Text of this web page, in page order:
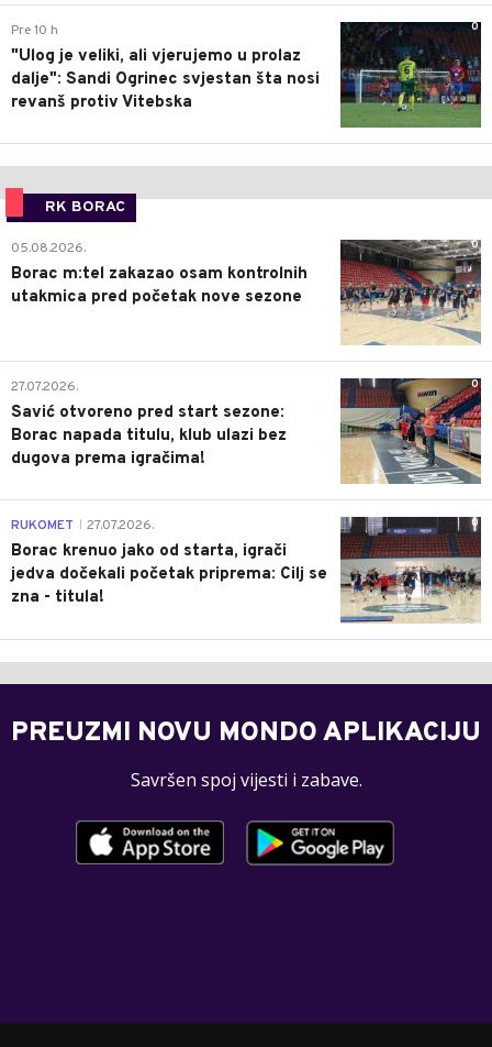
0
Pre 10 h
"Ulog je veliki, ali vjerujemo u prolaz
dalje": Sandi Ogrinec svjestan šta nosi
revanš protiv Vitebska
RK BORAC
0
05.08.2026.
Borac m:tel zakazao osam kontrolnih
utakmica pred početak nove sezone
0
27.07.2026.
Savić otvoreno pred start sezone:
Borac napada titulu, klub ulazi bez
dugova prema igračima!
0
RUKOMET 27.07.2026.
Borac krenuo jako od starta, igrači
jedva dočekali početak priprema: Cilj se
zna - titula!
PREUZMI NOVU MONDO APLIKACIJU
Savršen spoj vijesti i zabave.